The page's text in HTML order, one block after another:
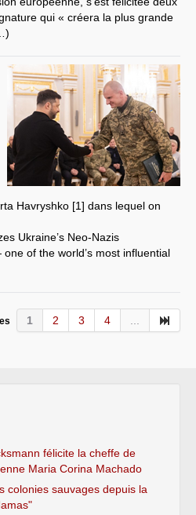
qui « créera la plus grande
Havryshko [1] dans lequel on
Ukraine’s Neo-Nazis
of the world’s most influential
1 2 3 4
félicite la cheffe de
Maria Corina Machado
colonies sauvages depuis la